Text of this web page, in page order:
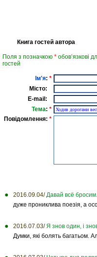
Книга гостей автора
Поля з позначкою * обов’язкові
гостей
Ім'я: *
Місто:
E-mail:
Тема: *
Повідомлення: *
2016.09.04/ Давай всё
дуже прониклива поезія, а
2016.07.03/ Я знов один, і
Думки, які болять багатьом.